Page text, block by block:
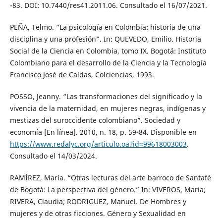
-83. DOI: 10.7440/res41.2011.06. Consultado el 16/07/2021.
PEÑA, Telmo. “La psicología en Colombia: historia de una
disciplina y una profesión”. In: QUEVEDO, Emilio. Historia
Social de la Ciencia en Colombia, tomo IX. Bogotá: Instituto
Colombiano para el desarrollo de la Ciencia y la Tecnología
Francisco José de Caldas, Colciencias, 1993.
POSSO, Jeanny. “Las transformaciones del significado y la
vivencia de la maternidad, en mujeres negras, indígenas y
mestizas del suroccidente colombiano”. Sociedad y
economía [En línea]. 2010, n. 18, p. 59-84. Disponible en
https://www.redalyc.org/articulo.oa?id=99618003003.
Consultado el 14/03/2024.
RAMÍREZ, María. “Otras lecturas del arte barroco de Santafé
de Bogotá: La perspectiva del género.” In: VIVEROS, Maria;
RIVERA, Claudia; RODRIGUEZ, Manuel. De Hombres y
mujeres y de otras ficciones. Género y Sexualidad en